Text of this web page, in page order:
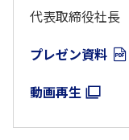
代表取締役社
プレゼン資料
動画再生